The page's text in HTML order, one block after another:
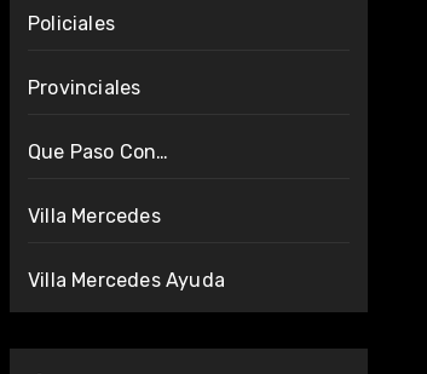
Policiales
Provinciales
Que Paso Con…
Villa Mercedes
Villa Mercedes Ayuda